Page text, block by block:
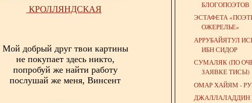
КРОЛЛЯНДСКАЯ
Мой добрый друг твои картины
не покупает здесь никто,
попробуй же найти работу
послушай же меня, Винсент
БЛОГОПОЭТОВ
ЭСТАФЕТА
ОЖЕРЕЛЬЕ»
АРРУБАЙЯТУЛ
ИБН СИДОР
СУМАЛЯК (ПО
ЗАЯВКЕ ТИСЫ)
ОМАР ХАЙЯМ -
ДЖАЛЛАЛАДДИН